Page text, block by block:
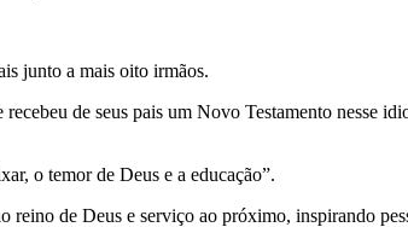
junto a mais oito irmãos.
de seus pais um Novo Testamento nesse
o temor de Deus e a educação”.
de Deus e serviço ao próximo, inspirando